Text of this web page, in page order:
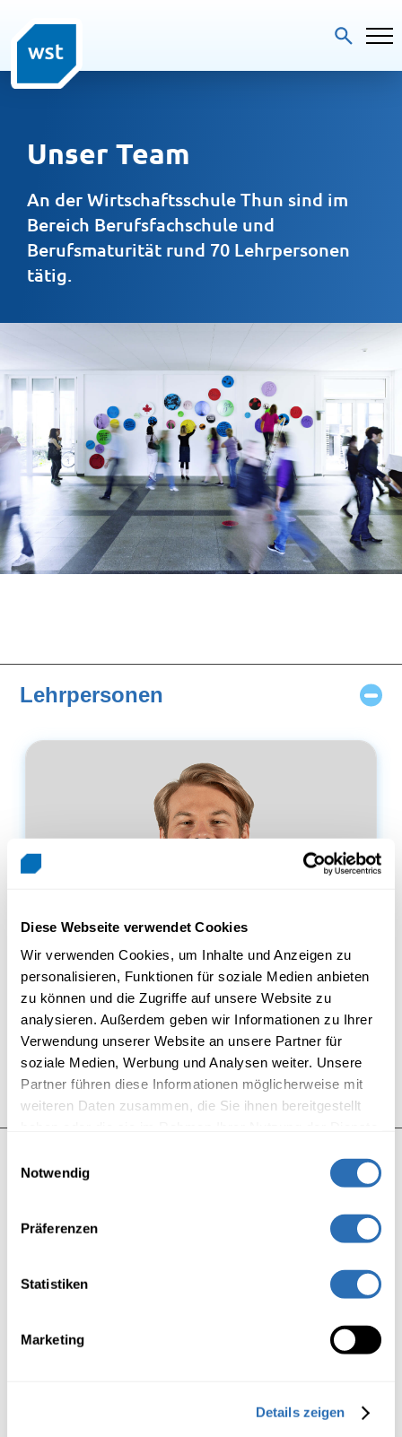
Diese Webseite verwendet Cookies
Wir verwenden Cookies, um Inhalte und Anzeigen zu
personalisieren, Funktionen für soziale Medien anbieten
zu können und die Zugriffe auf unsere Website zu
analysieren. Außerdem geben wir Informationen zu Ihrer
Verwendung unserer Website an unsere Partner für
soziale Medien, Werbung und Analysen weiter. Unsere
Partner führen diese Informationen möglicherweise mit
weiteren Daten zusammen, die Sie ihnen bereitgestellt
Notwendig
Präferenzen
Statistiken
Marketing
Details zeigen
Unser Team
An der Wirtschaftsschule Thun sind im
Bereich Berufsfachschule und
Berufsmaturität rund 70 Lehrpersonen
tätig.
Lehrpersonen
Marc Affentranger (AFM)
Lehrperson Wirtschaft